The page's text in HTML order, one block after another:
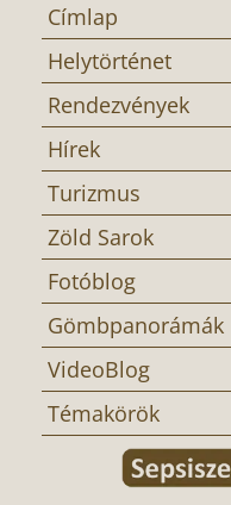
Címlap
Helytörténet
Rendezvények
Hírek
Turizmus
Zöld Sarok
Fotóblog
Gömbpanorámák
VideoBlog
Témakörök